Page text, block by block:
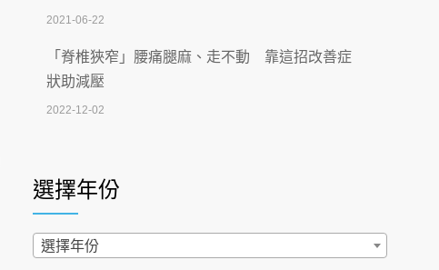
2026-07-02
【無菸城市】 宣導
2026-07-02
4連霸議員黃秋澤癌逝！食道癌為何奪命快？
西園醫院55周年 7／10捐血公益活動 邀民眾
熱血響應
2026-06-30
2021-06-22
「脊椎狹窄」腰痛腿麻、走不動 靠這招改善症
狀助減壓
2022-12-02
2022-02-17
過量維生素D和鈣恐罹癌? 醫師釋疑：搞懂4原則
不怕補錯
選擇年份
選擇年份